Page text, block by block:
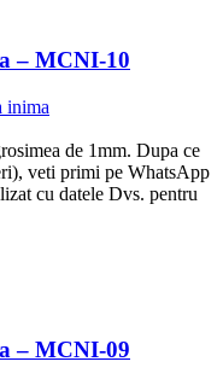
– MCNI-10
inima
de 1mm. Dupa ce
veti primi pe WhatsApp
cu datele Dvs. pentru
– MCNI-09